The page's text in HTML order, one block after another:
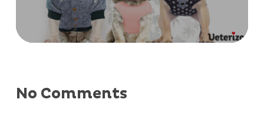
No Comments